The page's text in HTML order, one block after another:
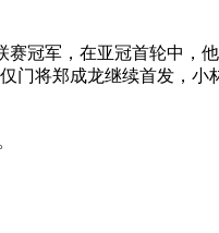
冠军，在亚冠首轮中，
将郑成龙继续首发，小